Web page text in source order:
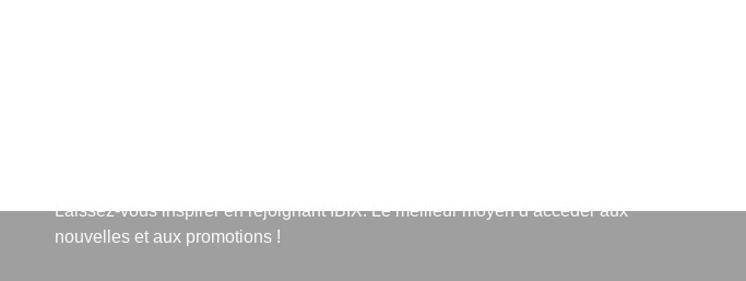
Laissez-vous inspirer en rejoignant IBIX. Le meilleur moyen d’accéder aux
nouvelles et aux promotions !